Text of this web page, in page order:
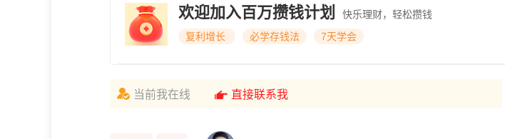
欢迎加入百万攒钱计划
快乐理财，轻松攒钱
复利增长
必学存钱法 7天学会
当前我在线 直接联系我